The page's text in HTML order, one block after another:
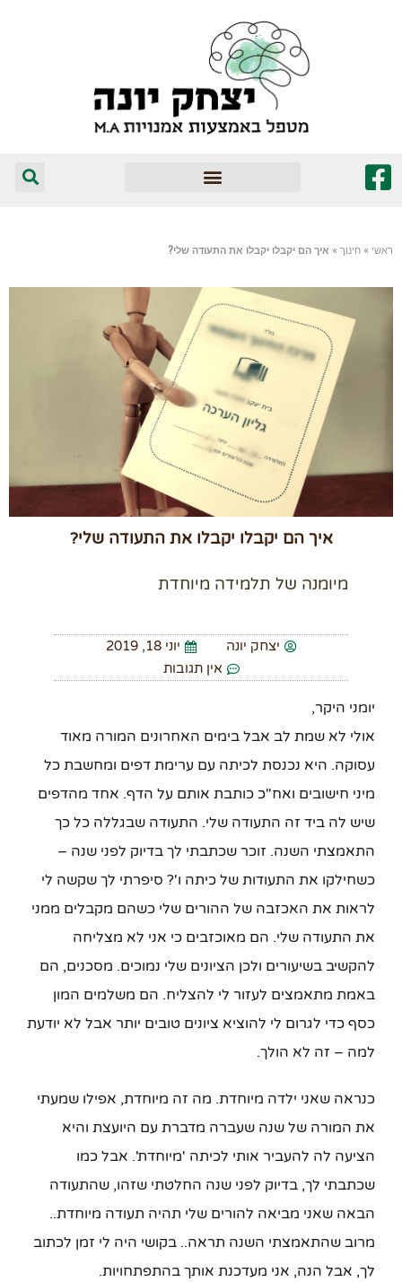
ראשי » חינוך » איך הם יקבלו יקבלו את התעודה שלי?
איך הם יקבלו יקבלו את התעודה שלי?
מיומנה של תלמידה מיוחדת
יצחק יונה
יוני 18, 2019
אין תגובות
יומני היקר,
אולי לא שמת לב אבל בימים האחרונים המורה מאוד
עסוקה. היא נכנסת לכיתה עם ערימת דפים ומחשבת כל
מיני חישובים ואח"כ כותבת אותם על הדף. אחד מהדפים
שיש לה ביד זה התעודה שלי. התעודה שבגללה כל כך
התאמצתי השנה. זוכר שכתבתי לך בדיוק לפני שנה –
כשחילקו את התעודות של כיתה ו'? סיפרתי לך שקשה לי
לראות את האכזבה של ההורים שלי כשהם מקבלים ממני
את התעודה שלי. הם מאוכזבים כי אני לא מצליחה
להקשיב בשיעורים ולכן הציונים שלי נמוכים. מסכנים, הם
באמת מתאמצים לעזור לי להצליח. הם משלמים המון
כסף כדי לגרום לי להוציא ציונים טובים יותר אבל לא יודעת
למה – זה לא הולך.
כנראה שאני ילדה מיוחדת. מה זה מיוחדת, אפילו שמעתי
את המורה של שנה שעברה מדברת עם היועצת והיא
הציעה לה להעביר אותי לכיתה 'מיוחדת'. אבל כמו
שכתבתי לך, בדיוק לפני שנה החלטתי שזהו, שהתעודה
הבאה שאני מביאה להורים שלי תהיה תעודה מיוחדת..
מרוב שהתאמצתי השנה תראה.. בקושי היה לי זמן לכתוב
לך, אבל הנה, אני מעדכנת אותך בהתפתחויות.